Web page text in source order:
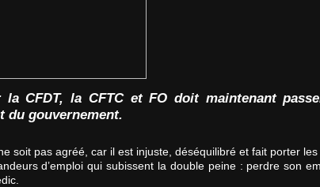
la CFDT, la CFTC et FO doit maintenant
du gouvernement.
soit pas agréé, car il est injuste, déséquilibré et fait porter
d’emploi qui subissent la double peine : perdre son